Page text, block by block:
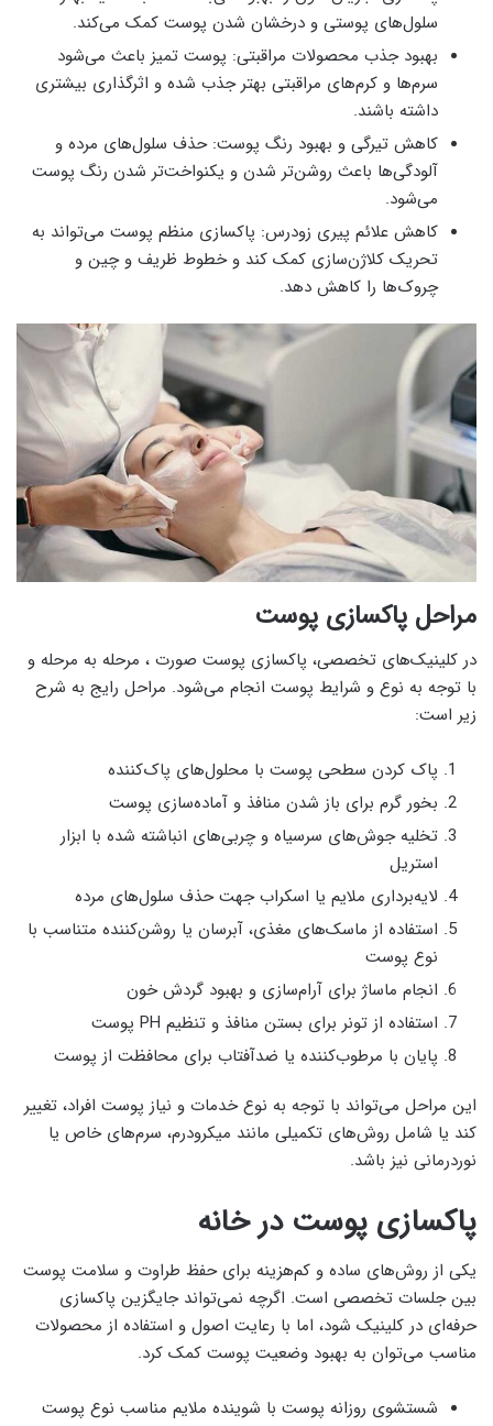
سلول‌های پوستی و درخشان شدن پوست کمک می‌کند.
بهبود جذب محصولات مراقبتی: پوست تمیز باعث می‌شود
سرم‌ها و کرم‌های مراقبتی بهتر جذب شده و اثرگذاری بیشتری
داشته باشند.
کاهش تیرگی و بهبود رنگ پوست: حذف سلول‌های مرده و
آلودگی‌ها باعث روشن‌تر شدن و یکنواخت‌تر شدن رنگ پوست
می‌شود.
کاهش علائم پیری زودرس: پاکسازی منظم پوست می‌تواند به
تحریک کلاژن‌سازی کمک کند و خطوط ظریف و چین و
چروک‌ها را کاهش دهد.
مراحل پاکسازی پوست
در کلینیک‌های تخصصی، پاکسازی پوست صورت ، مرحله به مرحله و
با توجه به نوع و شرایط پوست انجام می‌شود. مراحل رایج به شرح
زیر است:
پاک کردن سطحی پوست با محلول‌های پاک‌کننده
بخور گرم برای باز شدن منافذ و آماده‌سازی پوست
تخلیه جوش‌های سرسیاه و چربی‌های انباشته شده با ابزار
استریل
لایه‌برداری ملایم یا اسکراب جهت حذف سلول‌های مرده
استفاده از ماسک‌های مغذی، آبرسان یا روشن‌کننده متناسب با
نوع پوست
انجام ماساژ برای آرام‌سازی و بهبود گردش خون
استفاده از تونر برای بستن منافذ و تنظیم PH پوست
پایان با مرطوب‌کننده یا ضدآفتاب برای محافظت از پوست
این مراحل می‌تواند با توجه به نوع خدمات و نیاز پوست افراد، تغییر
کند یا شامل روش‌های تکمیلی مانند میکرودرم، سرم‌های خاص یا
نوردرمانی نیز باشد.
پاکسازی پوست در خانه
یکی از روش‌های ساده و کم‌هزینه برای حفظ طراوت و سلامت پوست
بین جلسات تخصصی است. اگرچه نمی‌تواند جایگزین پاکسازی
حرفه‌ای در کلینیک شود، اما با رعایت اصول و استفاده از محصولات
مناسب می‌توان به بهبود وضعیت پوست کمک کرد.
شستشوی روزانه پوست با شوینده ملایم مناسب نوع پوست